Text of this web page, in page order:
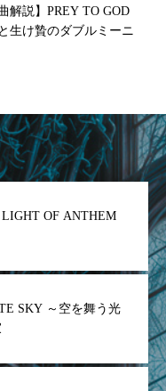
曲解説】PREY TO GOD
生け贄のダブルミーニ
LIGHT OF ANTHEM
SKY ～空を舞う光